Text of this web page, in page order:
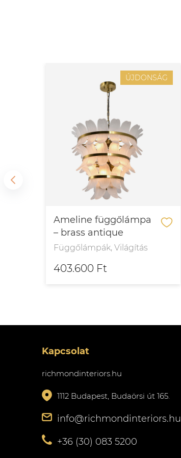
ÚJDONSÁG
Ameline függőlámpa
– brass antique
Függőlámpák, Világítás
403.600 Ft
Kapcsolat
richmondinteriors.hu
1112 Budapest, Budaörsi út 165.
info@richmondinteriors.hu
+36 (30) 083 5200